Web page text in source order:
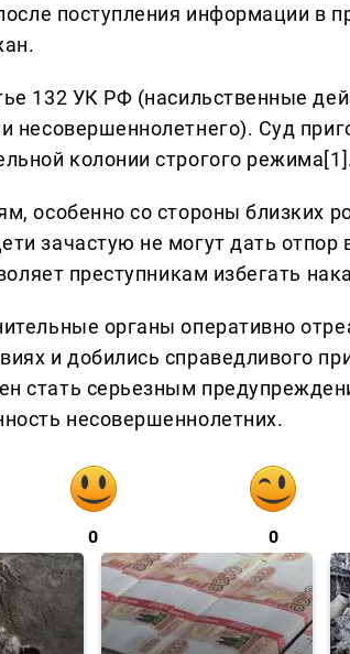
поступления информации в
132 УК РФ (насильственные
несовершеннолетнего). Суд
колонии строгого
особенно со стороны близких
зачастую не могут дать отпор
преступникам избегать
органы оперативно
и добились справедливого
стать серьезным
несовершеннолетних.
0 0